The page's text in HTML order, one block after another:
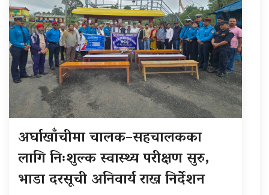
अर्घाखाँचीमा चालक–सहचालकका
लागि निःशुल्क स्वास्थ्य परीक्षण सुरु,
भाडा दरसूची अनिवार्य राख्न निर्देशन